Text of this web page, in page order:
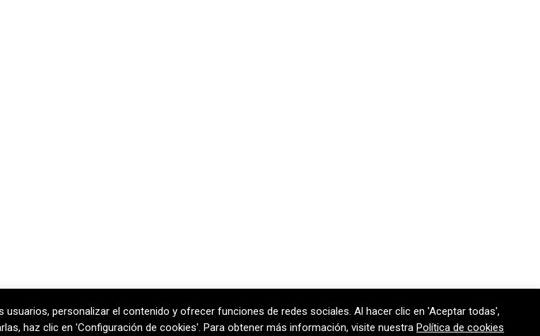
T+34 938 170 417 ·F +34 938 170 301 contem@contem.es
personalizar el contenido y ofrecer funciones de redes sociales. Al hacer clic en 'Aceptar todas',
haz clic en 'Configuración de cookies'. Para obtener más información, visite nuestra Política de cookies